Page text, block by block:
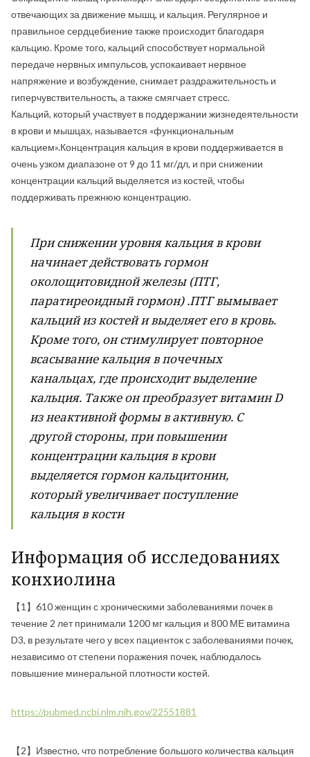
отвечающих за движение мышц, и кальция. Регулярное и
правильное сердцебиение также происходит благодаря
кальцию. Кроме того, кальций способствует нормальной
передаче нервных импульсов, успокаивает нервное
напряжение и возбуждение, снимает раздражительность и
гиперчувствительность, а также смягчает стресс.
Кальций, который участвует в поддержании жизнедеятельности
в крови и мышцах, называется «функциональным
кальцием».Концентрация кальция в крови поддерживается в
очень узком диапазоне от 9 до 11 мг/дл, и при снижении
концентрации кальций выделяется из костей, чтобы
поддерживать прежнюю концентрацию.
При снижении уровня кальция в крови
начинает действовать гормон
околощитовидной железы (ПТГ,
паратиреоидный гормон) .ПТГ вымывает
кальций из костей и выделяет его в кровь.
Кроме того, он стимулирует повторное
всасывание кальция в почечных
канальцах, где происходит выделение
кальция. Также он преобразует витамин D
из неактивной формы в активную. С
другой стороны, при повышении
концентрации кальция в крови
выделяется гормон кальцитонин,
который увеличивает поступление
кальция в кости
Информация об исследованиях
конхиолина
【1】610 женщин с хроническими заболеваниями почек в
течение 2 лет принимали 1200 мг кальция и 800 МЕ витамина
D3, в результате чего у всех пациенток с заболеваниями почек,
независимо от степени поражения почек, наблюдалось
повышение минеральной плотности костей.
https://pubmed.ncbi.nlm.nih.gov/22551881
【2】Известно, что потребление большого количества кальция